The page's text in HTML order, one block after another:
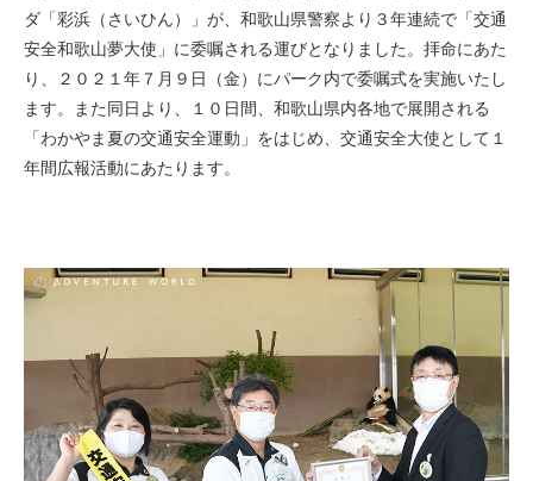
ダ「彩浜（さいひん）」が、和歌山県警察より３年連続で「交通
安全和歌山夢大使」に委嘱される運びとなりました。拝命にあた
り、２０２１年７月９日（金）にパーク内で委嘱式を実施いたし
ます。また同日より、１０日間、和歌山県内各地で展開される
「わかやま夏の交通安全運動」をはじめ、交通安全大使として１
年間広報活動にあたります。